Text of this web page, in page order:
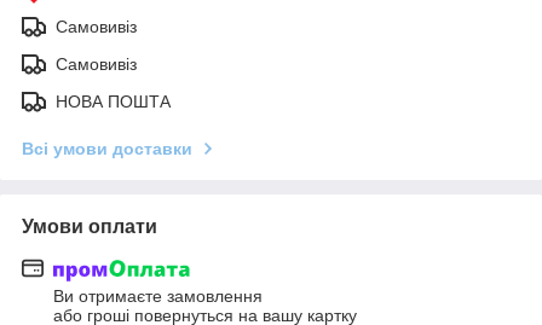
Самовивіз
Самовивіз
НОВА ПОШТА
Всі умови доставки
Умови оплати
Ви отримаєте замовлення
або гроші повернуться на вашу картку